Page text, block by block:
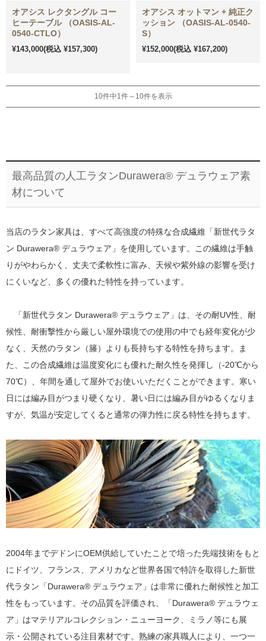
オアシス レクタングル コー
ヒーテーブル （OASIS-AL-
0540-CTLO）
¥143,000(税込 ¥157,300)
オアシス オットマン + 純正ク
ッション （OASIS-AL-0540-
S）
¥152,000(税込 ¥167,200)
10件中1件～10件を表示
最高品質の人工ラタンDurawera® デュラウェア素
材について
当店のラタン家具は、すべて高強度の特殊な合成繊維「新世代ラタ
ン Durawera® デュラウェア」を使用しています。この繊維は手触
りがやわらかく、丈夫で柔軟性に富み、天候や紫外線の影響を受け
にくいなど、多くの優れた特性を持っています。
「新世代ラタン Durawera® デュラウェア」は、その耐UV性、耐
候性、耐衝撃性から厳しい屋外環境での使用の中でも経年変化が少
なく、天然のラタン（籐）よりも長持ちする特性を持ちます。ま
た、この合成繊維は温度変化にも優れた耐久性を発揮し（-20℃から
70℃）、年間を通して屋外でお使いいただくことができます。寒い
日には編み目がつまり硬くなり、暑い日には編み目がゆるくなりま
すが、気温が安定してくると通常の弾力性に戻る特性を持ちます。
2004年までデドンにOEM供給していたことで培った先端技術をもと
にドイツ、フランス、アメリカなど世界各国で特許を取得した新世
代ラタン「Durawera® デュラウェア」は非常に優れた耐候性と加工
性をもっています。その品質を評価され、「Durawera® デュラウェ
ア」はマテリアルコレクション・ニューヨーク、ミラノ等にも展
示・公開されている注目素材です。熟練の家具職人により、一つ一